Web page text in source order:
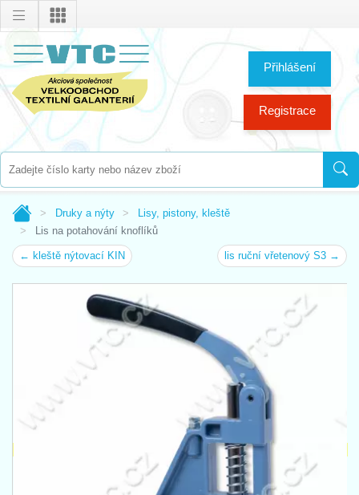
Přihlášení
Registrace
Druky a nýty
Lisy, pistony, kleště
Lis na potahování knoflíků
← kleště nýtovací KIN lis ruční vřetenový S3 →